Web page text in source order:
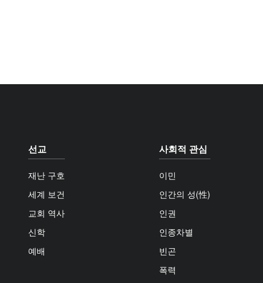
선교
재난 구호
세계 보건
교회 역사
신학
예배
사회적 관심
이민
인간의 성(性)
인권
인종차별
빈곤
폭력